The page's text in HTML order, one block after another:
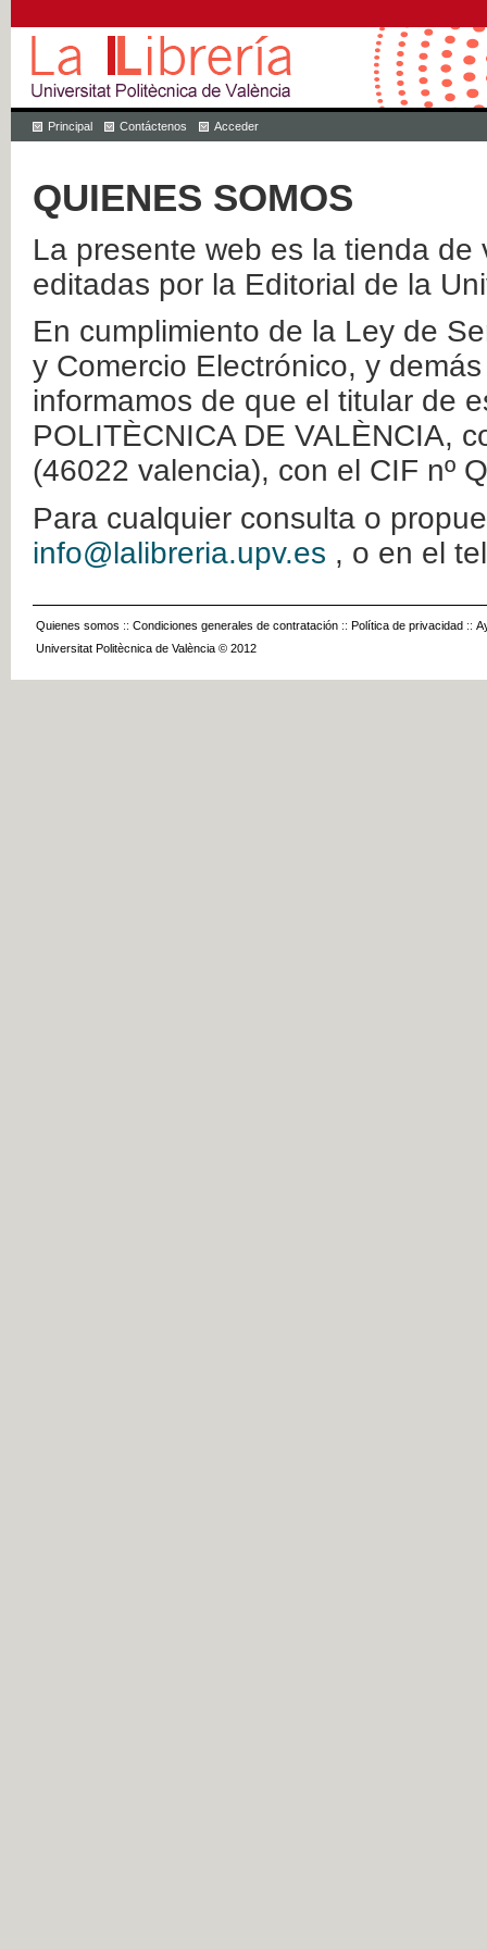
Principal Contáctenos Acceder
QUIENES SOMOS
La presente web es la tienda
editadas por la Editorial de la
En cumplimiento de la Ley de
y Comercio Electrónico, y
informamos de que el titular de
POLITÈCNICA DE VALÈNCIA,
(46022 valencia), con el CIF nº
Para cualquier consulta o
info@lalibreria.upv.es , o en el
Quienes somos :: Condiciones generales de contratación :: Política de privacidad ::
Universitat Politècnica de València © 2012